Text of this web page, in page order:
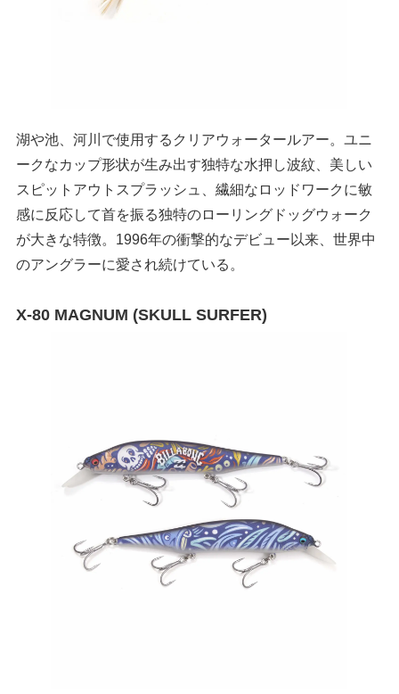
湖や池、河川で使用するクリアウォータールアー。ユニ
ークなカップ形状が生み出す独特な水押し波紋、美しい
スピットアウトスプラッシュ、繊細なロッドワークに敏
感に反応して首を振る独特のローリングドッグウォーク
が大きな特徴。1996年の衝撃的なデビュー以来、世界中
のアングラーに愛され続けている。
X-80 MAGNUM (SKULL SURFER)